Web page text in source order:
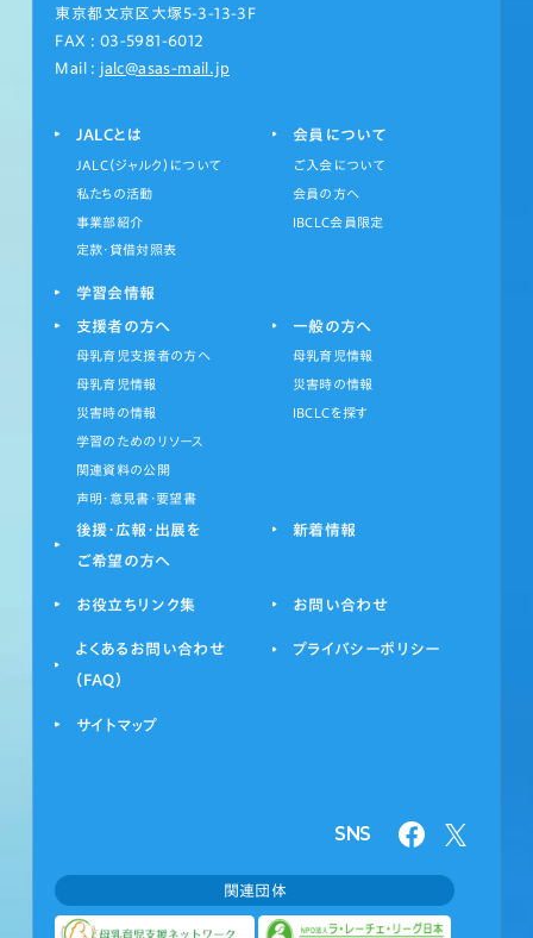
東京都文京区大塚5-3-13-3F
FAX : 03-5981-6012
Mail : jalc@asas-mail.jp
JALCとは
JALC（ジャルク）について
私たちの活動
事業部紹介
定款・貸借対照表
会員について
ご入会について
会員の方へ
IBCLC会員限定
学習会情報
支援者の方へ
母乳育児支援者の方へ
母乳育児情報
災害時の情報
学習のためのリソース
関連資料の公開
声明・意見書・要望書
一般の方へ
母乳育児情報
災害時の情報
IBCLCを探す
後援・広報・出展を
ご希望の方へ
新着情報
お役立ちリンク集 お問い合わせ
よくあるお問い合わせ
（FAQ）
プライバシーポリシー
サイトマップ
SNS
関連団体